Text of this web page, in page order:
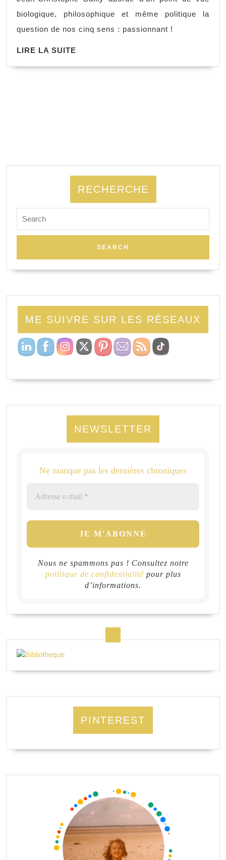
biologique, philosophique et même politique la
question de nos cinq sens : passionnant !
LIRE LA SUITE
RECHERCHE
ME SUIVRE SUR LES RÉSEAUX
NEWSLETTER
Ne manque pas les dernières chroniques
Nous ne spammons pas ! Consultez notre
politique de confidentialitépour plus
d’informations.
PINTEREST